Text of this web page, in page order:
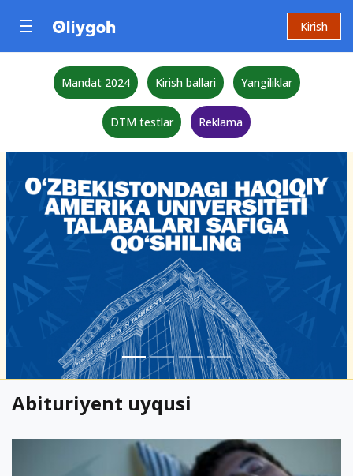
Kirish
Mandat 2024 Kirish ballari Yangiliklar
DTM testlar Reklama
Abituriyent uyqusi